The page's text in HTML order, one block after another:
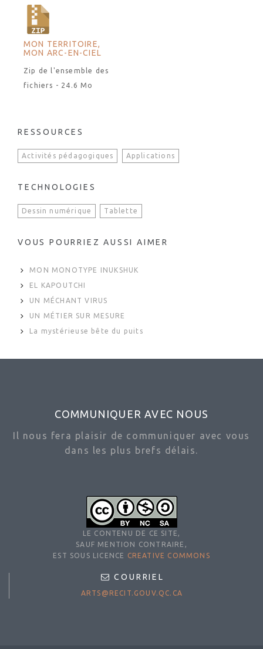
MON TERRITOIRE,
MON ARC-EN-CIEL
Zip de l'ensemble des
fichiers - 24.6 Mo
RESSOURCES
Activités pédagogiques Applications
TECHNOLOGIES
Dessin numérique Tablette
VOUS POURRIEZ AUSSI AIMER
MON MONOTYPE INUKSHUK
EL KAPOUTCHI
UN MÉCHANT VIRUS
UN MÉTIER SUR MESURE
La mystérieuse bête du puits
COMMUNIQUER AVEC NOUS
Il nous fera plaisir de communiquer avec vous
dans les plus brefs délais.
LE CONTENU DE CE SITE,
SAUF MENTION CONTRAIRE,
EST SOUS LICENCE
CREATIVE COMMONS
COURRIEL
ARTS@RECIT.GOUV.QC.CA